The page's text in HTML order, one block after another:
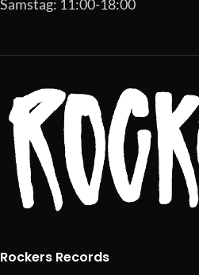
Samstag: 11:00-18:00
Rockers Records